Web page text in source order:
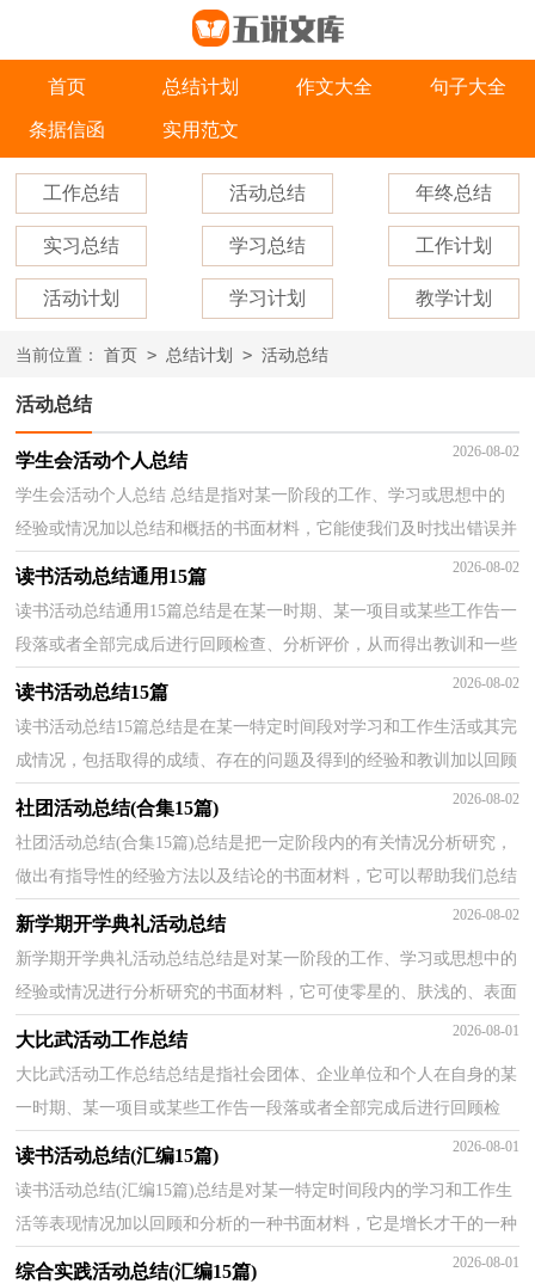
首页 总结计划 作文大全 句子大全
条据信函 实用范文
工作总结 活动总结 年终总结
实习总结 学习总结 工作计划
活动计划 学习计划 教学计划
当前位置： 首页 > 总结计划 > 活动总结
活动总结
学生会活动个人总结 2026-08-02
学生会活动个人总结 总结是指对某一阶段的工作、学习或思想中的
经验或情况加以总结和概括的书面材料，它能使我们及时找出错误并
改正，不如静下心来好好写写总结吧。那么我们该...
读书活动总结通用15篇 2026-08-02
读书活动总结通用15篇总结是在某一时期、某一项目或某些工作告一
段落或者全部完成后进行回顾检查、分析评价，从而得出教训和一些
规律性认识的一种书面材料，它可以给我们下一阶...
读书活动总结15篇 2026-08-02
读书活动总结15篇总结是在某一特定时间段对学习和工作生活或其完
成情况，包括取得的成绩、存在的问题及得到的经验和教训加以回顾
和分析的书面材料，它在我们的学习、工作中起到...
社团活动总结(合集15篇) 2026-08-02
社团活动总结(合集15篇)总结是把一定阶段内的有关情况分析研究，
做出有指导性的经验方法以及结论的书面材料，它可以帮助我们总结
以往思想，发扬成绩，让我们好好写一份总结吧。那么...
新学期开学典礼活动总结 2026-08-02
新学期开学典礼活动总结总结是对某一阶段的工作、学习或思想中的
经验或情况进行分析研究的书面材料，它可使零星的、肤浅的、表面
的感性认知上升到全面的、系统的、本质的理性...
大比武活动工作总结 2026-08-01
大比武活动工作总结总结是指社会团体、企业单位和个人在自身的某
一时期、某一项目或某些工作告一段落或者全部完成后进行回顾检
查、分析评价，从而肯定成绩，得到经验，找出差距，得...
读书活动总结(汇编15篇) 2026-08-01
读书活动总结(汇编15篇)总结是对某一特定时间段内的学习和工作生
活等表现情况加以回顾和分析的一种书面材料，它是增长才干的一种
好办法，快快来写一份总结吧。总结怎么写才是正...
综合实践活动总结(汇编15篇) 2026-08-01